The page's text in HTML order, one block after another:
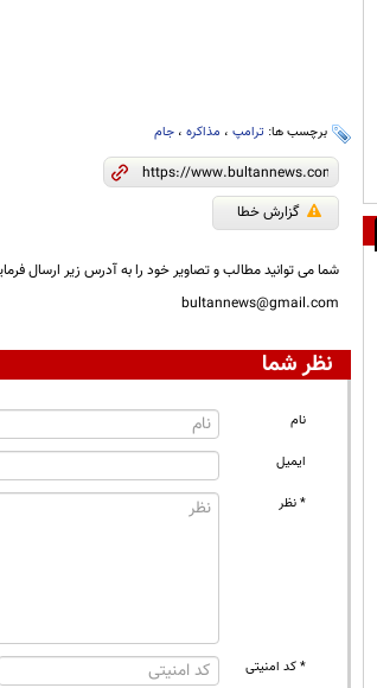
برچسب ها: ترامپ، مذاکره، جام
گزارش خطا
شما می توانید مطالب و تصاویر خود را به آدرس زیر ارسال
bultannews@gmail.com
نظر شما
نام
ایمیل
* نظر
* کد امنیتی